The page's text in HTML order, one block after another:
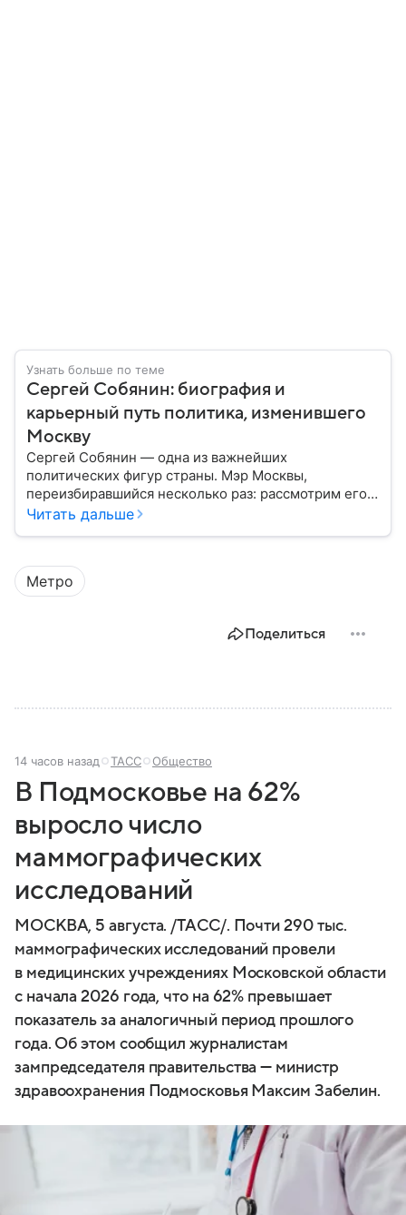
Узнать больше по теме
Сергей Собянин: биография и
карьерный путь политика, изменившего
Москву
Сергей Собянин — одна из важнейших
политических фигур страны. Мэр Москвы,
переизбиравшийся несколько раз: рассмотрим его
биографию подробнее.
Читать дальше
Метро
Поделиться
14 часов назад ТАСС Общество
В Подмосковье на 62%
выросло число
маммографических
исследований
МОСКВА, 5 августа. /ТАСС/. Почти 290 тыс.
маммографических исследований провели
в медицинских учреждениях Московской области
с начала 2026 года, что на 62% превышает
показатель за аналогичный период прошлого
года. Об этом сообщил журналистам
зампредседателя правительства — министр
здравоохранения Подмосковья Максим Забелин.